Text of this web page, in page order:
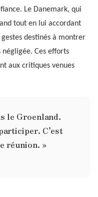
Le Danemark, qui
tout en lui accordant
destinés à montrer
négligée. Ces efforts
aux critiques venues
le Groenland.
C’est
réunion. »